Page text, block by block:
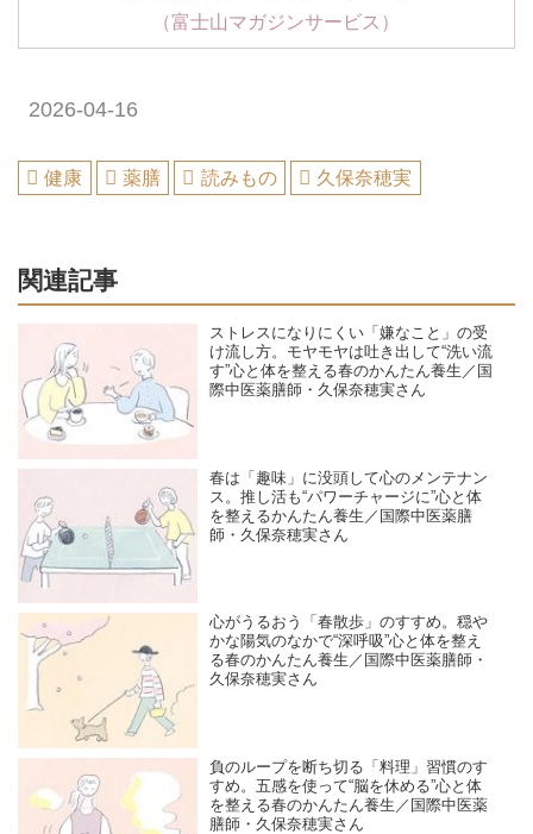
（富士山マガジンサービス）
2026-04-16
健康 薬膳 読みもの 久保奈穂実
関連記事
ストレスになりにくい「嫌なこと」の受
け流し方。モヤモヤは吐き出して“洗い流
す”心と体を整える春のかんたん養生／国
際中医薬膳師・久保奈穂実さん
春は「趣味」に没頭して心のメンテナン
ス。推し活も“パワーチャージに”心と体
を整えるかんたん養生／国際中医薬膳
師・久保奈穂実さん
心がうるおう「春散歩」のすすめ。穏や
かな陽気のなかで“深呼吸”心と体を整え
る春のかんたん養生／国際中医薬膳師・
久保奈穂実さん
負のループを断ち切る「料理」習慣のす
すめ。五感を使って“脳を休める”心と体
を整える春のかんたん養生／国際中医薬
膳師・久保奈穂実さん